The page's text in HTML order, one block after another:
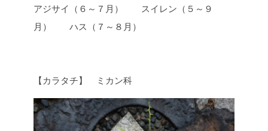
アジサイ（６～７月） スイレン（５～９
月） ハス（７～８月）
【カラタチ】 ミカン科